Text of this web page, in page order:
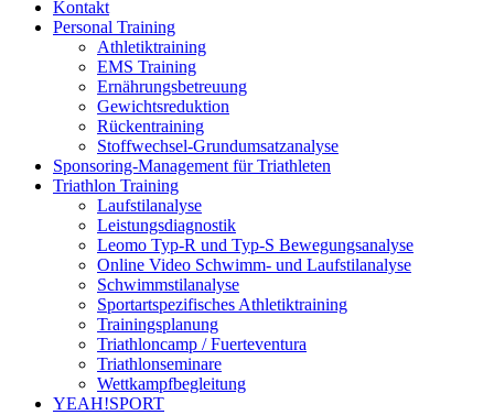
Kontakt
Personal Training
Athletiktraining
EMS Training
Ernährungsbetreuung
Gewichtsreduktion
Rückentraining
Stoffwechsel-Grundumsatzanalyse
Sponsoring-Management für Triathleten
Triathlon Training
Laufstilanalyse
Leistungsdiagnostik
Leomo Typ-R und Typ-S Bewegungsanalyse
Online Video Schwimm- und Laufstilanalyse
Schwimmstilanalyse
Sportartspezifisches Athletiktraining
Trainingsplanung
Triathloncamp / Fuerteventura
Triathlonseminare
Wettkampfbegleitung
YEAH!SPORT